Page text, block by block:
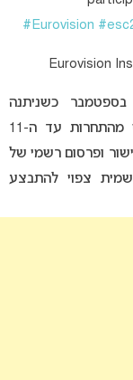
#Eurovision
ההרשמה לאירוויזיון 2023 הסתיימה ב-15 בספטמבר כשניתנה
למדינות הרשמות אפשרות להתחרט ולפרוש מהתחרות עד ה-11
ופרסום רשמי של
צפוי להתבצע